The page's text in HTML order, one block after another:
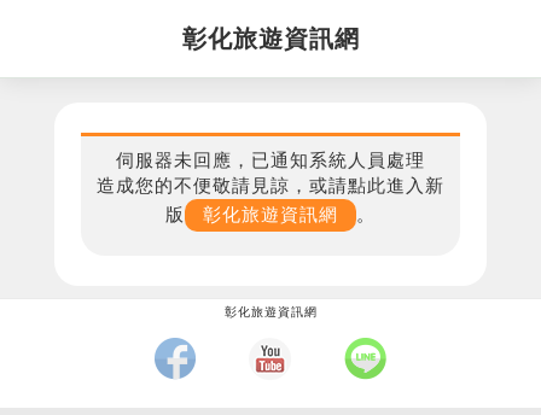
彰化旅遊資訊網
伺服器未回應，已通知系統人員處理
造成您的不便敬請見諒，或請點此進入新
版
彰化旅遊資訊網 。
彰化旅遊資訊網